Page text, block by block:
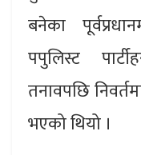
बनेका
पपुलिस्ट
तनावपछि
भएको थियो ।